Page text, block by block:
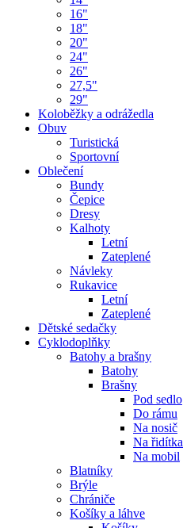
16"
18"
20"
24"
26"
27,5"
29"
Koloběžky a odrážedla
Obuv
Turistická
Sportovní
Oblečení
Bundy
Čepice
Dresy
Kalhoty
Letní
Zateplené
Návleky
Rukavice
Letní
Zateplené
Dětské sedačky
Cyklodoplňky
Batohy a brašny
Batohy
Brašny
Pod sedlo
Do rámu
Na nosič
Na řidítka
Na mobil
Blatníky
Brýle
Chrániče
Košíky a láhve